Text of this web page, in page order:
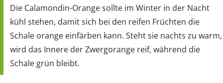
Die Calamondin-Orange sollte im Winter in der Nacht
kühl stehen, damit sich bei den reifen Früchten die
Schale orange einfärben kann. Steht sie nachts zu warm,
wird das Innere der Zwergorange reif, während die
Schale grün bleibt.